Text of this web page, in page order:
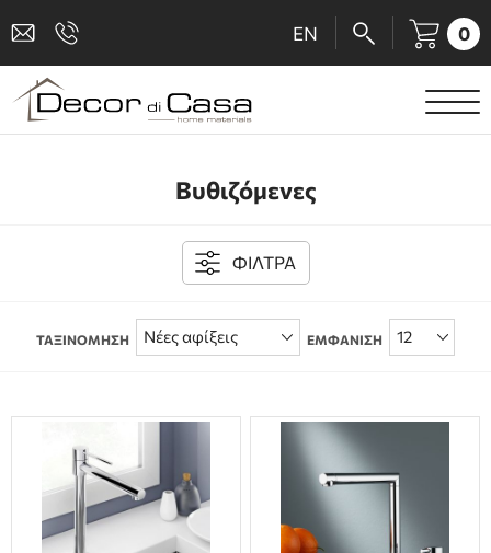
EN 0
ΕΙΔΗ ΥΓΙΕΙΝΗΣ
ΑΞΕΣΟΥΑΡ ΜΠΑΝΙΟΥ
ΚΟΥΖΙΝΑ
ΕΠΙΠΛΑ ΜΠΑΝΙΟΥ
Βυθιζόμενες
ΦΙΛΤΡΑ
ΤΑΞΙΝΟΜΗΣΗ ΕΜΦΑΝΙΣΗ